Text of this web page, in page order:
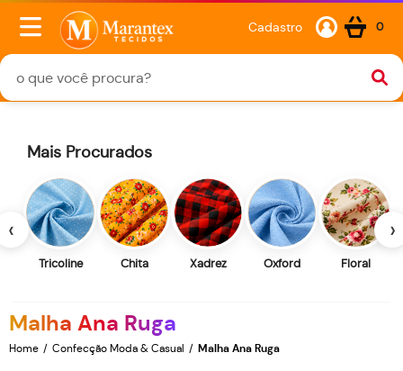
Cadastro 0
‹
Mais Procurados
Tricoline Chita Xadrez Oxford Floral
›
Malha Ana Ruga
Home Confecção Moda & Casual Malha Ana Ruga